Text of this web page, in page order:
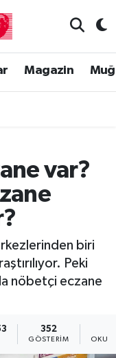
Magazin
var?
biri
Peki
nöbetçi eczane
352
GÖSTERIM